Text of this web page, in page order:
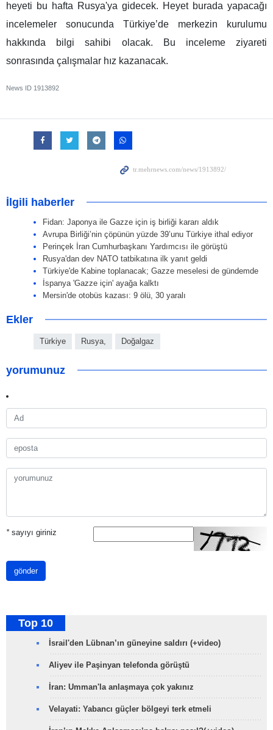
heyeti bu hafta Rusya'ya gidecek. Heyet burada yapacağı
incelemeler sonucunda Türkiye’de merkezin kurulumu
hakkında bilgi sahibi olacak. Bu inceleme ziyareti
sonrasında çalışmalar hız kazanacak.
News ID 1913892
İlgili haberler
Fidan: Japonya ile Gazze için iş birliği kararı aldık
Avrupa Birliği’nin çöpünün yüzde 39’unu Türkiye ithal ediyor
Perinçek İran Cumhurbaşkanı Yardımcısı ile görüştü
Rusya'dan dev NATO tatbikatına ilk yanıt geldi
Türkiye'de Kabine toplanacak; Gazze meselesi de gündemde
İspanya 'Gazze için' ayağa kalktı
Mersin'de otobüs kazası: 9 ölü, 30 yaralı
Ekler
Türkiye Rusya, Doğalgaz
yorumunuz
*sayıyı giriniz
gönder
Top 10
İsrail'den Lübnan’ın güneyine saldırı (+video)
Aliyev ile Paşinyan telefonda görüştü
İran: Umman'la anlaşmaya çok yakınız
Velayati: Yabancı güçler bölgeyi terk etmeli